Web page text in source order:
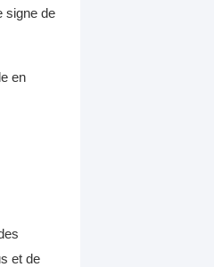
signe de
en
et de